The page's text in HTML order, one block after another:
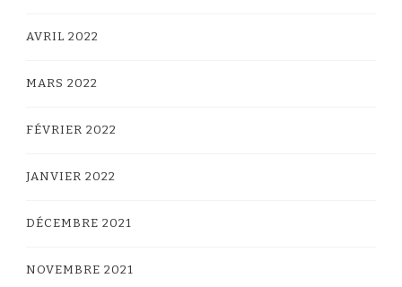
AVRIL 2022
MARS 2022
FÉVRIER 2022
JANVIER 2022
DÉCEMBRE 2021
NOVEMBRE 2021